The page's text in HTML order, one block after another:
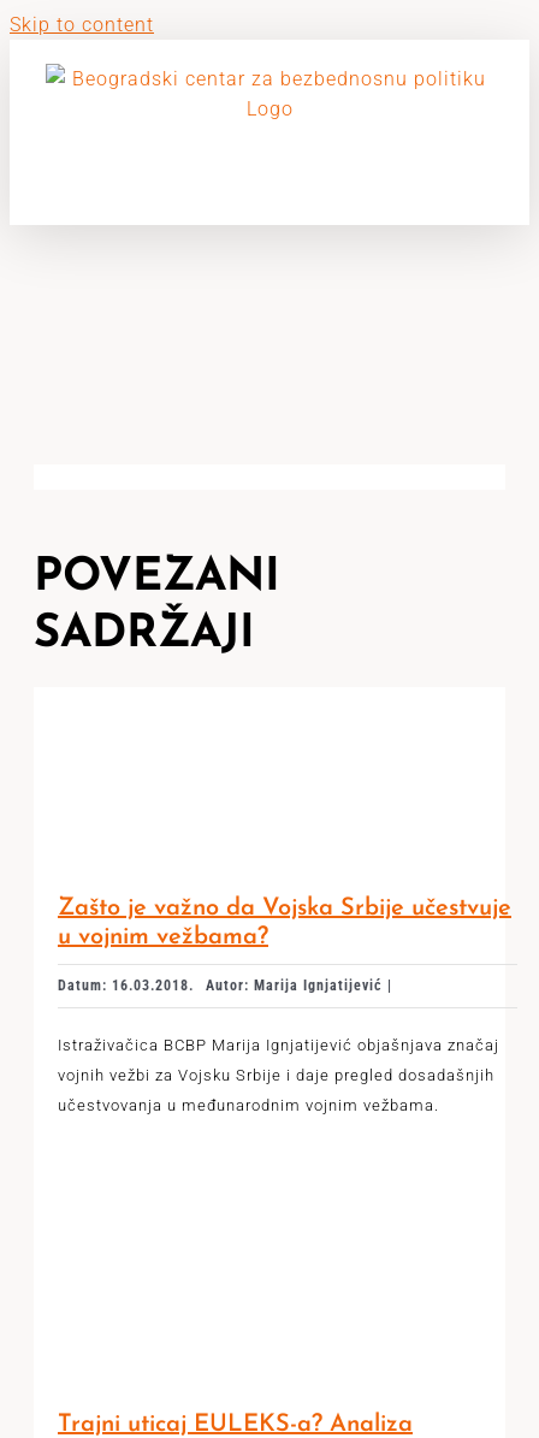
Skip to content
POVEZANI
SADRŽAJI
Zašto je važno da Vojska Srbije učestvuje
u vojnim vežbama?
Datum: 16.03.2018. Autor: Marija Ignjatijević |
Istraživačica BCBP Marija Ignjatijević objašnjava značaj
vojnih vežbi za Vojsku Srbije i daje pregled dosadašnjih
učestvovanja u međunarodnim vojnim vežbama.
Trajni uticaj EULEKS-a? Analiza